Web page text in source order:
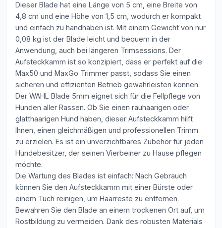
Dieser Blade hat eine Länge von 5 cm, eine Breite von
4,8 cm und eine Höhe von 1,5 cm, wodurch er kompakt
und einfach zu handhaben ist. Mit einem Gewicht von nur
0,08 kg ist der Blade leicht und bequem in der
Anwendung, auch bei längeren Trimsessions. Der
Aufsteckkamm ist so konzipiert, dass er perfekt auf die
Max50 und MaxGo Trimmer passt, sodass Sie einen
sicheren und effizienten Betrieb gewährleisten können.
Der WAHL Blade 5mm eignet sich für die Fellpflege von
Hunden aller Rassen. Ob Sie einen rauhaarigen oder
glatthaarigen Hund haben, dieser Aufsteckkamm hilft
Ihnen, einen gleichmäßigen und professionellen Trimm
zu erzielen. Es ist ein unverzichtbares Zubehör für jeden
Hundebesitzer, der seinen Vierbeiner zu Hause pflegen
möchte.
Die Wartung des Blades ist einfach: Nach Gebrauch
können Sie den Aufsteckkamm mit einer Bürste oder
einem Tuch reinigen, um Haarreste zu entfernen.
Bewahren Sie den Blade an einem trockenen Ort auf, um
Rostbildung zu vermeiden. Dank des robusten Materials